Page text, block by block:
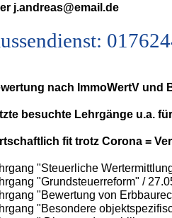
j.andreas@email.de
nach ImmoWertV und
besuchte Lehrgänge u.a.
fit trotz Corona =
"Steuerliche
"Grundsteuerreform" /
"Bewertung von
"Besondere